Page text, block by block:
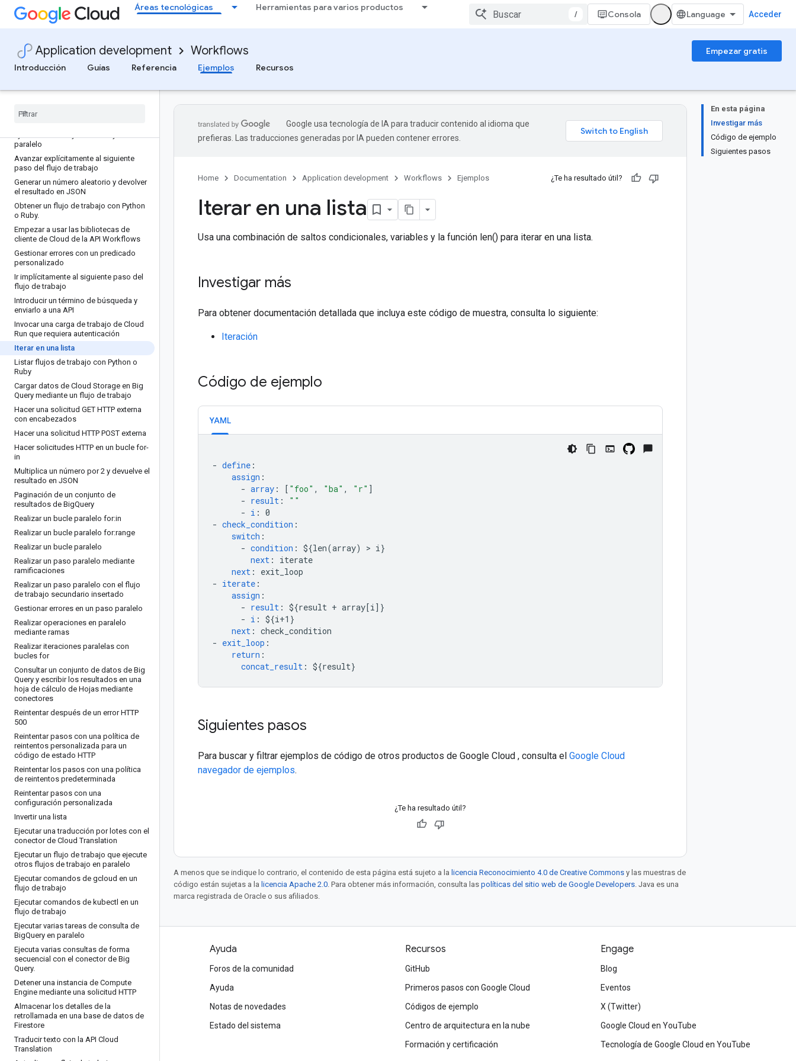
Áreas tecnológicas Herramientas para varios productos
/ Consola Acceder
Application development Workflows
Empezar gratis
Introducción
Guías Referencia Ejemplos Recursos
Workflows
Desplegar un flujo de trabajo desde Git
Desplegar un flujo de trabajo que
detecte eventos
Desplegar tu primer flujo de trabajo
procese los datos de eventos
paralelo
Avanzar explícitamente al siguiente
paso del flujo de trabajo
Generar un número aleatorio y devolver
el resultado en JSON
Obtener un flujo de trabajo con Python
o Ruby.
Empezar a usar las bibliotecas de
cliente de Cloud de la API Workflows
Gestionar errores con un predicado
personalizado
Ir implícitamente al siguiente paso del
flujo de trabajo
Introducir un término de búsqueda y
enviarlo a una API
Invocar una carga de trabajo de Cloud
Run que requiera autenticación
Iterar en una lista
Listar flujos de trabajo con Python o
Ruby
Cargar datos de Cloud Storage en Big
Query mediante un flujo de trabajo
Hacer una solicitud GET HTTP externa
con encabezados
Hacer una solicitud HTTP POST externa
Hacer solicitudes HTTP en un bucle for-
in
Multiplica un número por 2 y devuelve el
resultado en JSON
Paginación de un conjunto de
resultados de BigQuery
Realizar un bucle paralelo for:in
Realizar un bucle paralelo for:range
Realizar un bucle paralelo
Realizar un paso paralelo mediante
ramificaciones
Realizar un paso paralelo con el flujo
de trabajo secundario insertado
Gestionar errores en un paso paralelo
Realizar operaciones en paralelo
mediante ramas
Realizar iteraciones paralelas con
bucles for
Consultar un conjunto de datos de Big
Query y escribir los resultados en una
hoja de cálculo de Hojas mediante
conectores
Reintentar después de un error HTTP
500
Reintentar pasos con una política de
reintentos personalizada para un
código de estado HTTP
Reintentar los pasos con una política
de reintentos predeterminada
Reintentar pasos con una
configuración personalizada
Invertir una lista
Ejecutar una traducción por lotes con el
conector de Cloud Translation
Ejecutar un flujo de trabajo que ejecute
otros flujos de trabajo en paralelo
Ejecutar comandos de gcloud en un
flujo de trabajo
Ejecutar comandos de kubectl en un
flujo de trabajo
Ejecutar varias tareas de consulta de
BigQuery en paralelo
Ejecuta varias consultas de forma
secuencial con el conector de Big
Query.
Detener una instancia de Compute
Engine mediante una solicitud HTTP
Almacenar los detalles de la
retrollamada en una base de datos de
Firestore
Traducir texto con la API Cloud
Translation
En esta página
Investigar más
Código de ejemplo
Siguientes pasos
Google usa tecnología de IA para traducir contenido al idioma que
prefieras. Las traducciones generadas por IA pueden contener errores.
Home Documentation Application development Workflows Ejemplos ¿Te ha resultado útil?
Iterar en una lista
Usa una combinación de saltos condicionales, variables y la función len() para iterar en una lista.
Investigar más
Para obtener documentación detallada que incluya este código de muestra, consulta lo siguiente:
Iteración
Código de ejemplo
YAML
- define :
assign :
- array : [ "foo" , "ba" , "r" ]
- result :
""
- i : 0
- check_condition :
switch :
- condition : ${len(array) > i}
next :
iterate
next :
exit_loop
- iterate :
assign :
- result : ${result + array[i]}
- i : ${i+1}
next : check_condition
- exit_loop :
return :
concat_result : ${result}
Siguientes pasos
Para buscar y filtrar ejemplos de código de otros productos de Google Cloud , consulta el Google Cloud
navegador de ejemplos.
¿Te ha resultado útil?
A menos que se indique lo contrario, el contenido de esta página está sujeto a la licencia Reconocimiento 4.0 de Creative Commons y las muestras de
código están sujetas a la licencia Apache 2.0. Para obtener más información, consulta las políticas del sitio web de Google Developers. Java es una
marca registrada de Oracle o sus afiliados.
Productos y precios
Ver todos los productos
Precios de Google Cloud
Google Cloud Marketplace
Contactar con Ventas
Ayuda
Foros de la comunidad
Ayuda
Notas de novedades
Estado del sistema
Recursos
GitHub
Primeros pasos con Google Cloud
Códigos de ejemplo
Centro de arquitectura en la nube
Formación y certificación
Engage
Blog
Eventos
X (Twitter)
Google Cloud en YouTube
Tecnología de Google Cloud en YouTube